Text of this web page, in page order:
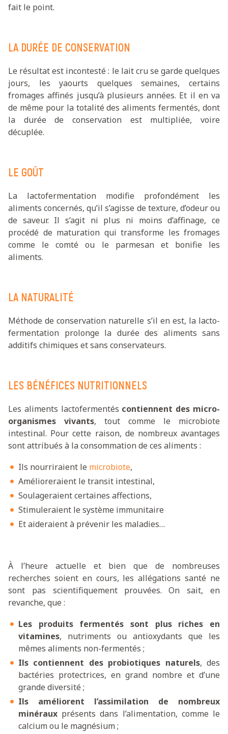
fait le point.
LA DURÉE DE CONSERVATION
Le résultat est incontesté : le lait cru se garde quelques
jours, les yaourts quelques semaines, certains
fromages affinés jusqu’à plusieurs années. Et il en va
de même pour la totalité des aliments fermentés, dont
la durée de conservation est multipliée, voire
décuplée.
LE GOÛT
La lactofermentation modifie profondément les
aliments concernés, qu’il s’agisse de texture, d’odeur ou
de saveur. Il s’agit ni plus ni moins d’affinage, ce
procédé de maturation qui transforme les fromages
comme le comté ou le parmesan et bonifie les
aliments.
LA NATURALITÉ
Méthode de conservation naturelle s’il en est, la lacto-
fermentation prolonge la durée des aliments sans
additifs chimiques et sans conservateurs.
LES BÉNÉFICES NUTRITIONNELS
Les aliments lactofermentés contiennent des micro-
organismes vivants, tout comme le microbiote
intestinal. Pour cette raison, de nombreux avantages
sont attribués à la consommation de ces aliments :
Ils nourriraient le microbiote,
Amélioreraient le transit intestinal,
Soulageraient certaines affections,
Stimuleraient le système immunitaire
Et aideraient à prévenir les maladies…
À l’heure actuelle et bien que de nombreuses
recherches soient en cours, les allégations santé ne
sont pas scientifiquement prouvées. On sait, en
revanche, que :
Les produits fermentés sont plus riches en
vitamines, nutriments ou antioxydants que les
mêmes aliments non-fermentés ;
Ils contiennent des probiotiques naturels, des
bactéries protectrices, en grand nombre et d’une
grande diversité ;
Ils améliorent l’assimilation de nombreux
minéraux présents dans l’alimentation, comme le
calcium ou le magnésium ;